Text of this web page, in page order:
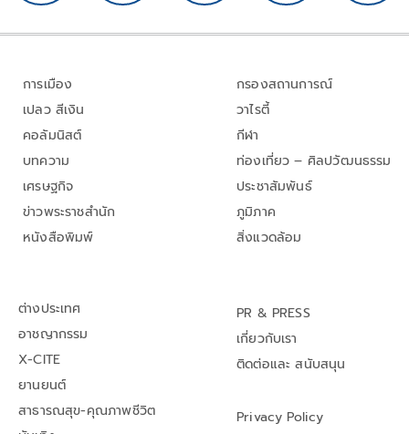
การเมือง
เปลว สีเงิน
คอลัมนิสต์
บทความ
เศรษฐกิจ
ข่าวพระราชสำนัก
หนังสือพิมพ์
กรองสถานการณ์
วาไรตี้
กีฬา
ท่องเที่ยว – ศิลปวัฒนธรรม
ประชาสัมพันธ์
ภูมิภาค
สิ่งแวดล้อม
ต่างประเทศ
อาชญากรรม
X-CITE
ยานยนต์
สาธารณสุข-คุณภาพชีวิต
PR & PRESS
เกี่ยวกับเรา
ติดต่อและ สนับสนุน
Privacy Policy